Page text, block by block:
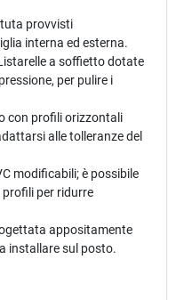
provvisti
interna ed esterna.
a soffietto dotate
per pulire i
con profili orizzontali
alle tolleranze del
modificabili; è possibile
per ridurre
appositamente
installare sul posto.